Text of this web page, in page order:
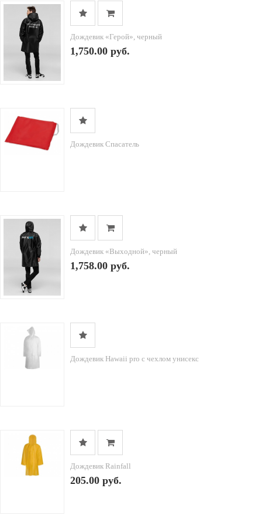
Дождевик «Герой», черный
1,750.00 руб.
Дождевик Спасатель
Дождевик «Выходной», черный
1,758.00 руб.
Дождевик Hawaii pro c чехлом унисекс
Дождевик Rainfall
205.00 руб.